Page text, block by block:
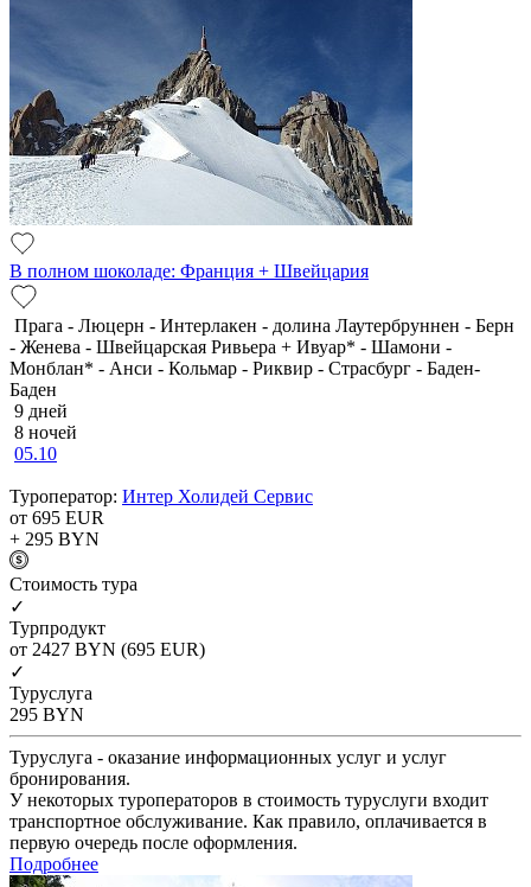
В полном шоколаде: Франция + Швейцария
Прага - Люцерн - Интерлакен - долина Лаутербруннен - Берн
- Женева - Швейцарская Ривьера + Ивуар* - Шамони -
Монблан* - Анси - Кольмар - Риквир - Страсбург - Баден-
Баден
9 дней
8 ночей
05.10
Туроператор: Интер Холидей Сервис
от 695 EUR
+ 295 BYN
Cтоимость тура
✓
Турпродукт
от 2427 BYN (695 EUR)
✓
Туруслуга
295 BYN
Туруслуга - оказание информационных услуг и услуг
бронирования.
У некоторых туроператоров в стоимость туруслуги входит
транспортное обслуживание. Как правило, оплачивается в
первую очередь после оформления.
Подробнее